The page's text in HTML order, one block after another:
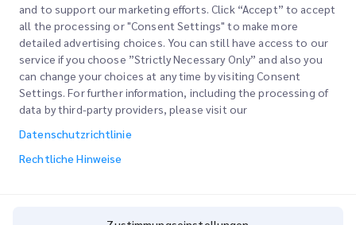
Schnelllinks
Bürostandorte
Angebot anfordern
Kundenlogin
Unternehmen
Über uns
Karriere
Unsere Dienstleistungen
Schnellzollabfertigung
and to support our marketing efforts. Click “Accept” to accept
all the processing or "Consent Settings" to make more
detailed advertising choices. You can still have access to our
service if you choose ”Strictly Necessary Only” and also you
can change your choices at any time by visiting Consent
Settings. For further information, including the processing of
data by third-party providers, please visit our
Datenschutzrichtlinie
Rechtliche Hinweise